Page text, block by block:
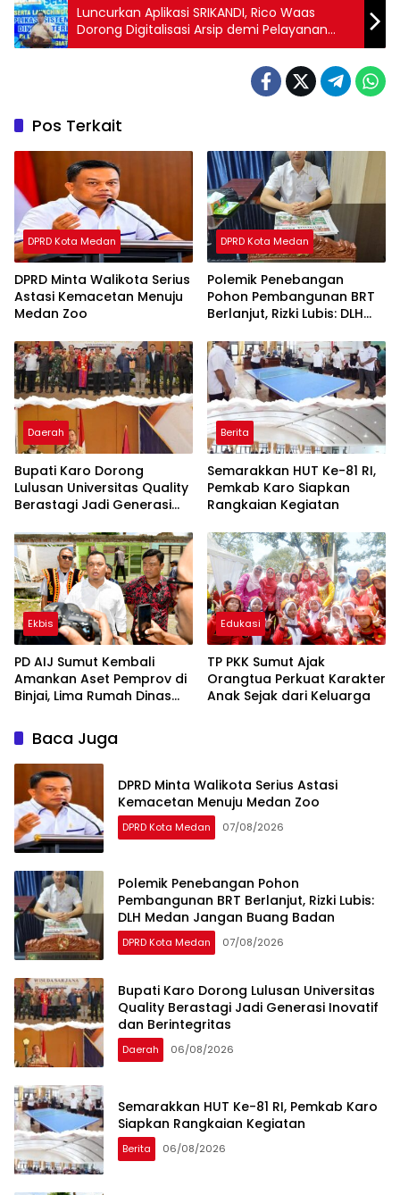
Luncurkan Aplikasi SRIKANDI, Rico Waas
Dorong Digitalisasi Arsip demi Pelayanan
Publik
Pos Terkait
DPRD Kota Medan
DPRD Minta Walikota Serius
Astasi Kemacetan Menuju
Medan Zoo
DPRD Kota Medan
Polemik Penebangan
Pohon Pembangunan BRT
Berlanjut, Rizki Lubis: DLH
Badan
Daerah
Bupati Karo Dorong
Lulusan Universitas Quality
Berastagi Jadi Generasi
Berita
Semarakkan HUT Ke-81 RI,
Pemkab Karo Siapkan
Rangkaian Kegiatan
Ekbis
PD AIJ Sumut Kembali
Amankan Aset Pemprov di
Binjai, Lima Rumah Dinas
Edukasi
TP PKK Sumut Ajak
Orangtua Perkuat Karakter
Anak Sejak dari Keluarga
Baca Juga
DPRD Minta Walikota Serius Astasi
Kemacetan Menuju Medan Zoo
DPRD Kota Medan 07/08/2026
Polemik Penebangan Pohon
Pembangunan BRT Berlanjut, Rizki Lubis:
DLH Medan Jangan Buang Badan
DPRD Kota Medan 07/08/2026
Bupati Karo Dorong Lulusan Universitas
Quality Berastagi Jadi Generasi Inovatif
dan Berintegritas
Daerah 06/08/2026
Semarakkan HUT Ke-81 RI, Pemkab Karo
Siapkan Rangkaian Kegiatan
Berita 06/08/2026